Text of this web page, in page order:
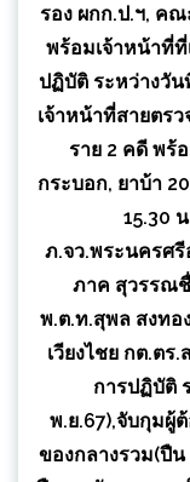
รอง ผกก.ป.ฯ, ค
พร้อมเจ้าหน้าที่ที่
ปฏิบัติ ระหว่างวัน
เจ้าหน้าที่สายตร
ราย 2 คดี พร้
กระบอก, ยาบ้า
15.30
ภ.จว.พระนครศ
ภาค สุวรรณ
พ.ต.ท.สุพล สงทอ
เวียงไชย กต.ตร
การปฏิบัติ
พ.ย.67),จับกุมผู้
ของกลางรวม(ปืน